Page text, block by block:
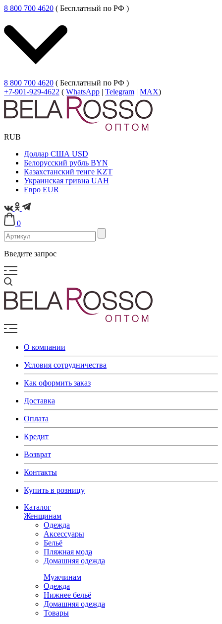
8 800 700 4620 ( Бесплатный по РФ )
8 800 700 4620 ( Бесплатный по РФ )
+7-901-929-4622 ( WhatsApp | Telegram | MAX)
RUB
Доллар США USD
Белорусский рубль BYN
Казахстанский тенге KZT
Украинская гривна UAH
Евро EUR
0
Введите запрос
О компании
Условия сотрудничества
Как оформить заказ
Доставка
Оплата
Кредит
Возврат
Контакты
Купить в розницу
Каталог
Женщинам
Одежда
Аксессуары
Бельё
Пляжная мода
Домашняя одежда
Мужчинам
Одежда
Нижнее бельё
Домашняя одежда
Товары